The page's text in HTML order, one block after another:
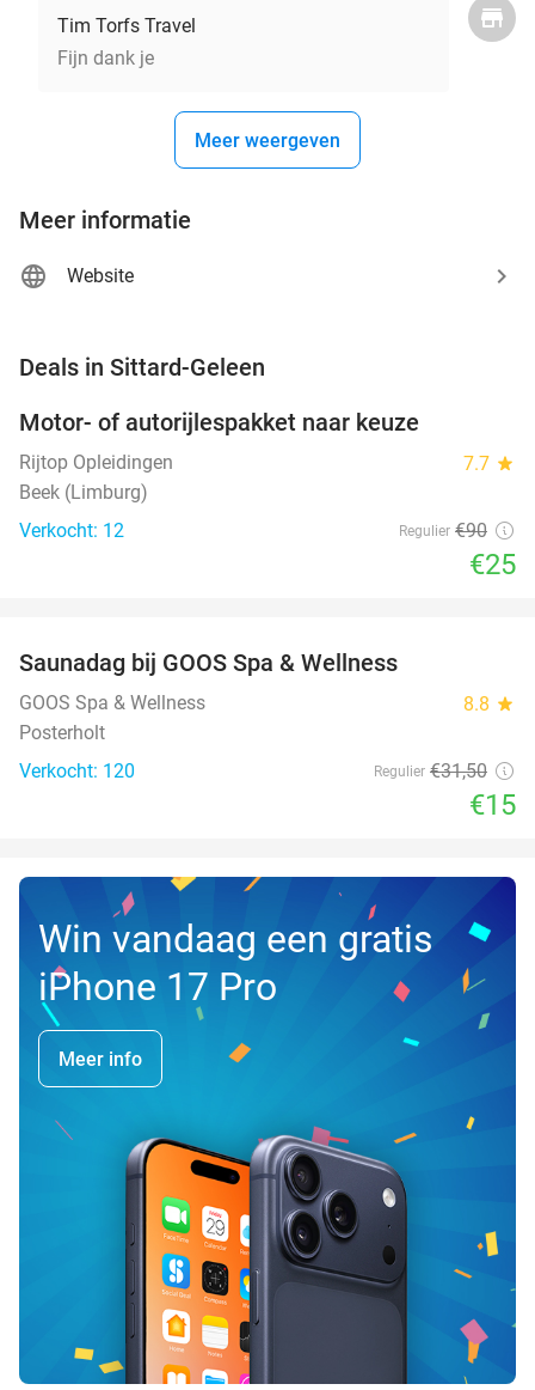
Tim Torfs Travel
Fijn dank je
Meer weergeven
Meer informatie
Website
Deals in Sittard-Geleen
Motor- of autorijlespakket naar keuze
Rijtop Opleidingen 7.7 star
Beek (Limburg)
Verkocht: 12
Regulier €90
€25
TODAY
Saunadag bij GOOS Spa & Wellness
GOOS Spa & Wellness 8.8 star
Posterholt
Verkocht: 120
Regulier €31,50
€15
Win vandaag een gratis
iPhone 17 Pro
Meer info